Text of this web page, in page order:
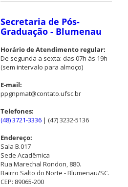
Secretaria de Pós-
Graduação - Blumenau
Horário de Atendimento regular:
De segunda a sexta: das 07h às 19h
(sem intervalo para almoço)
E-mail:
ppgnpmat@contato.ufsc.br
Telefones:
(48) 3721-3336| (47) 3232-5136
Endereço:
Sala B.017
Sede Acadêmica
Rua Marechal Rondon, 880.
Bairro Salto do Norte - Blumenau/SC.
CEP: 89065-200